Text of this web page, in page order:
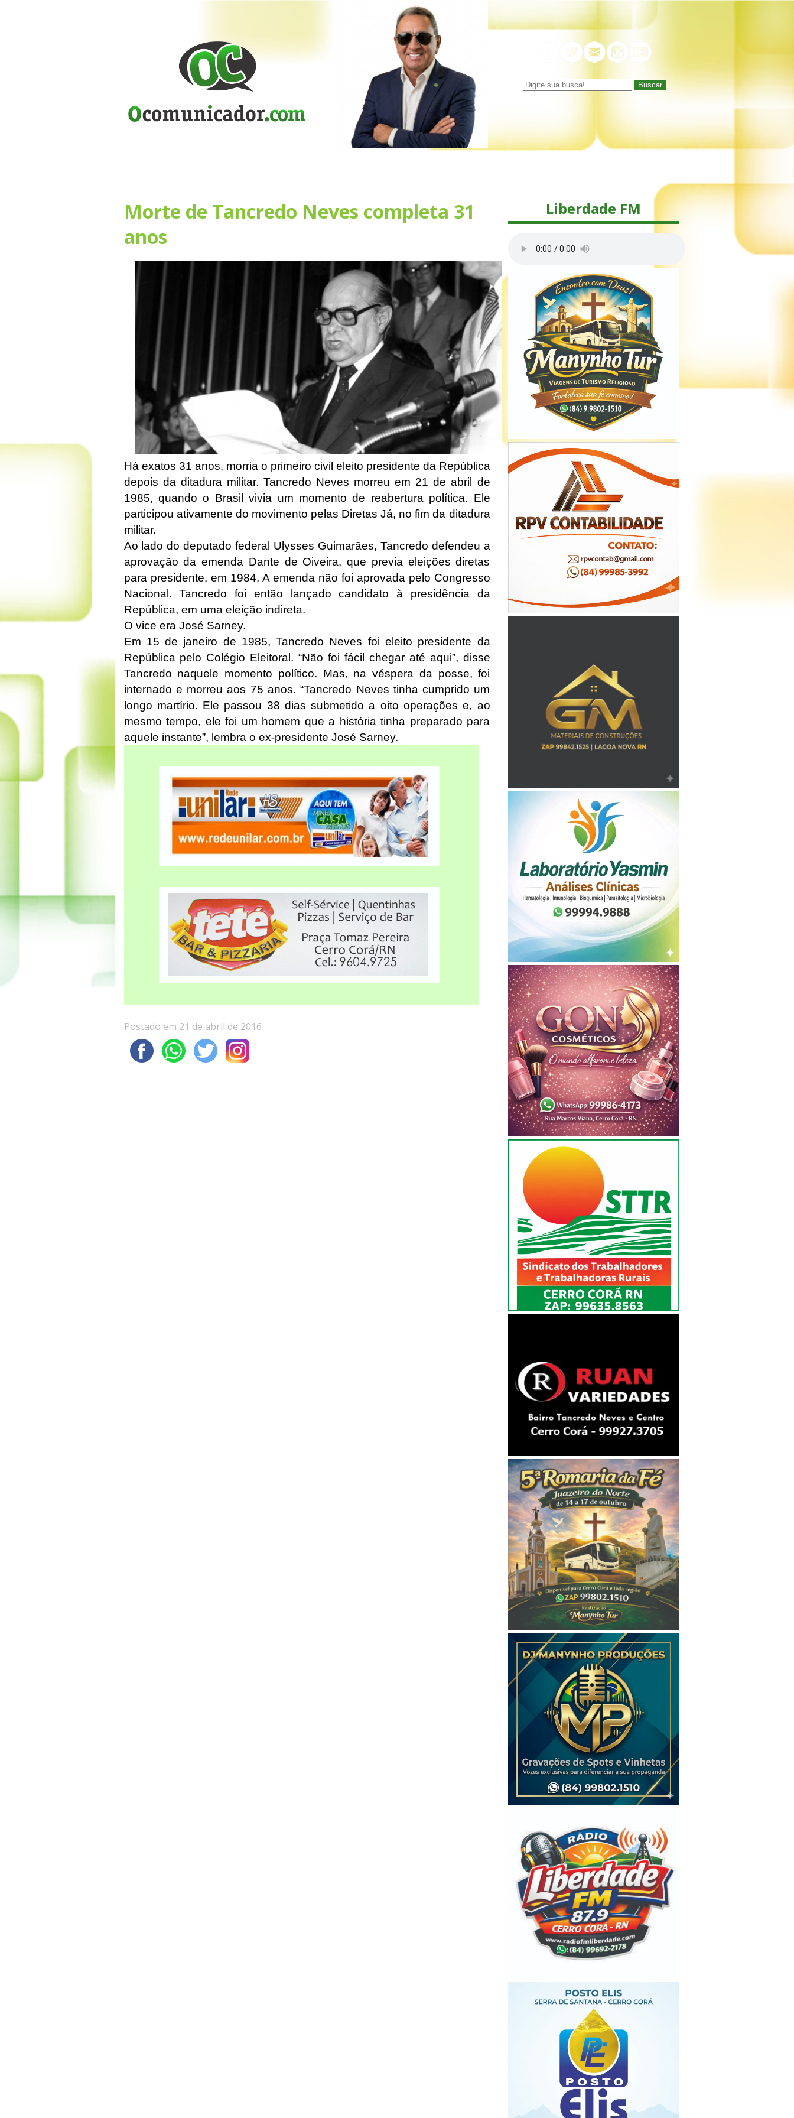
Buscar
Morte de Tancredo Neves completa 31
anos
Há exatos 31 anos, morria o primeiro civil eleito presidente da República
depois da ditadura militar. Tancredo Neves morreu em 21 de abril de
1985, quando o Brasil vivia um momento de reabertura política. Ele
participou ativamente do movimento pelas Diretas Já, no fim da ditadura
militar.
Ao lado do deputado federal Ulysses Guimarães, Tancredo defendeu a
aprovação da emenda Dante de Oiveira, que previa eleições diretas
para presidente, em 1984. A emenda não foi aprovada pelo Congresso
Nacional. Tancredo foi então lançado candidato à presidência da
República, em uma eleição indireta.
O vice era José Sarney.
Em 15 de janeiro de 1985, Tancredo Neves foi eleito presidente da
República pelo Colégio Eleitoral. “Não foi fácil chegar até aqui”, disse
Tancredo naquele momento político. Mas, na véspera da posse, foi
internado e morreu aos 75 anos. “Tancredo Neves tinha cumprido um
longo martírio. Ele passou 38 dias submetido a oito operações e, ao
mesmo tempo, ele foi um homem que a história tinha preparado para
aquele instante”, lembra o ex-presidente José Sarney.
Postado em 21 de abril de 2016
Liberdade FM